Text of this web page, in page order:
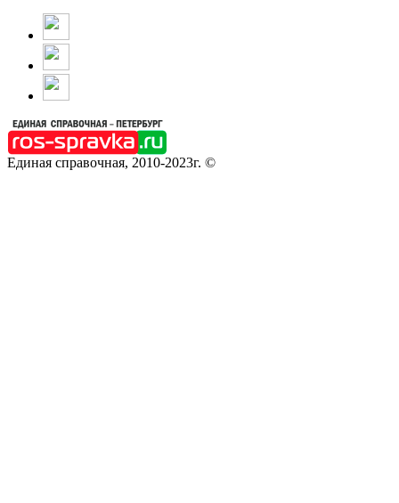
Единая справочная, 2010-2023г. ©